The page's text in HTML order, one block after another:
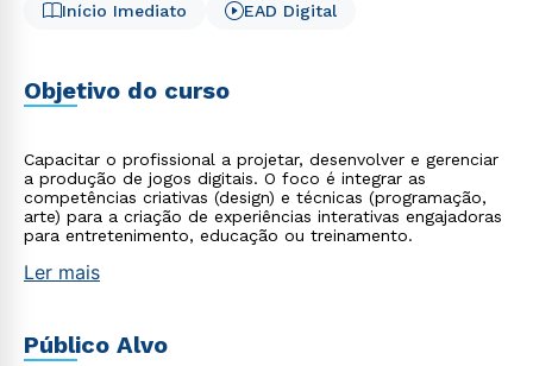
Início Imediato
EAD Digital
Objetivo do curso
Capacitar o profissional a projetar, desenvolver e gerenciar
a produção de jogos digitais. O foco é integrar as
competências criativas (design) e técnicas (programação,
arte) para a criação de experiências interativas engajadoras
para entretenimento, educação ou treinamento.
Ler mais
Público Alvo